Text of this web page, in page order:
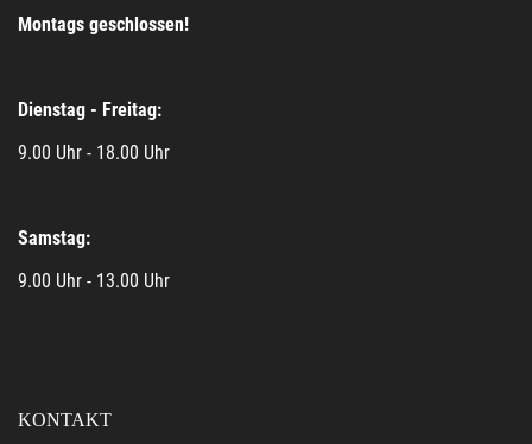
Montags geschlossen!
Dienstag - Freitag:
9.00 Uhr - 18.00 Uhr
Samstag:
9.00 Uhr - 13.00 Uhr
KONTAKT